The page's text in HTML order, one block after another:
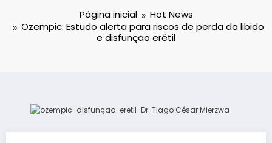
Página inicial
Hot News
Ozempic: Estudo alerta para riscos de perda da libido
e disfunção erétil